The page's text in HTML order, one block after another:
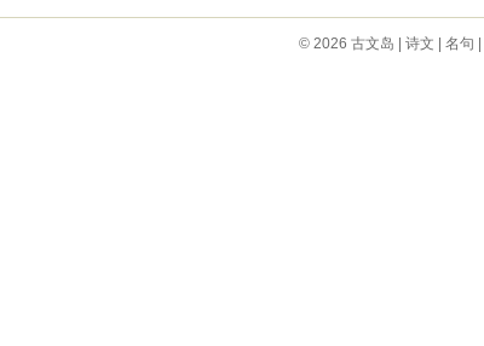
© 2026 古文岛 诗文 名句